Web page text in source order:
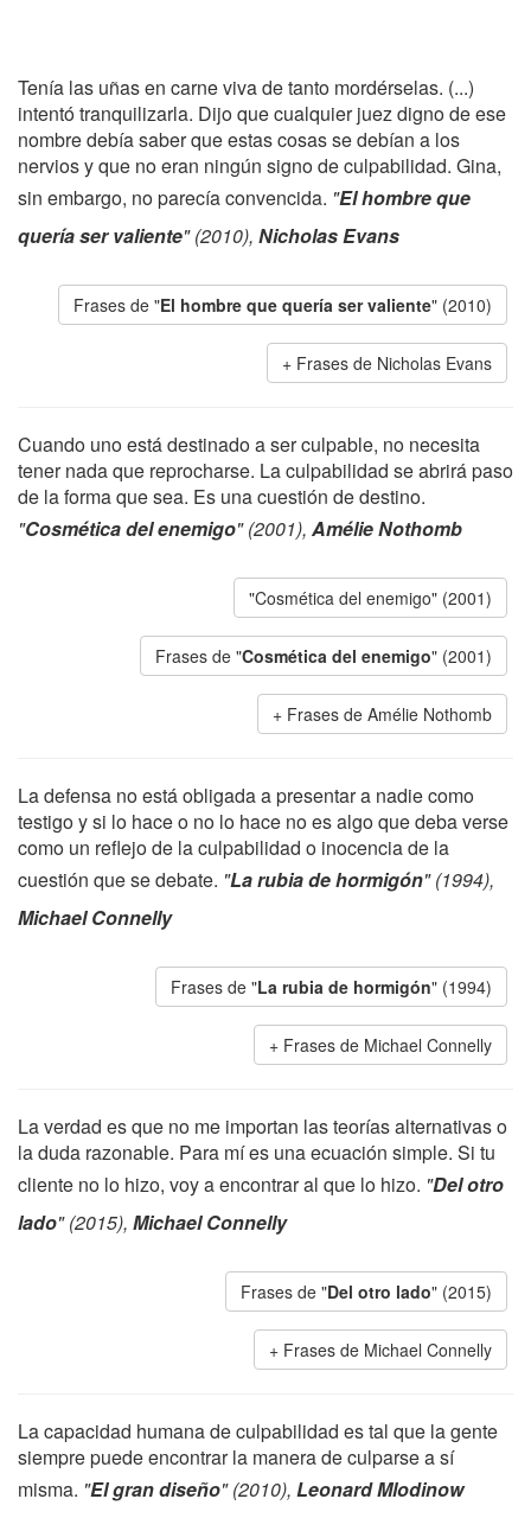
Tenía las uñas en carne viva de tanto mordérselas. (...)
intentó tranquilizarla. Dijo que cualquier juez digno de ese
nombre debía saber que estas cosas se debían a los
nervios y que no eran ningún signo de culpabilidad. Gina,
sin embargo, no parecía convencida. "El hombre que
quería ser valiente" (2010), Nicholas Evans
Frases de "El hombre que quería ser valiente" (2010)
Frases de Nicholas Evans
Cuando uno está destinado a ser culpable, no necesita
tener nada que reprocharse. La culpabilidad se abrirá paso
de la forma que sea. Es una cuestión de destino.
"Cosmética del enemigo" (2001), Amélie Nothomb
"Cosmética del enemigo" (2001)
Frases de "Cosmética del enemigo" (2001)
Frases de Amélie Nothomb
La defensa no está obligada a presentar a nadie como
testigo y si lo hace o no lo hace no es algo que deba verse
como un reflejo de la culpabilidad o inocencia de la
cuestión que se debate. "La rubia de hormigón" (1994),
Michael Connelly
Frases de "La rubia de hormigón" (1994)
Frases de Michael Connelly
La verdad es que no me importan las teorías alternativas o
la duda razonable. Para mí es una ecuación simple. Si tu
cliente no lo hizo, voy a encontrar al que lo hizo. "Del otro
lado" (2015), Michael Connelly
Frases de "Del otro lado" (2015)
Frases de Michael Connelly
La capacidad humana de culpabilidad es tal que la gente
siempre puede encontrar la manera de culparse a sí
misma. "El gran diseño" (2010), Leonard Mlodinow